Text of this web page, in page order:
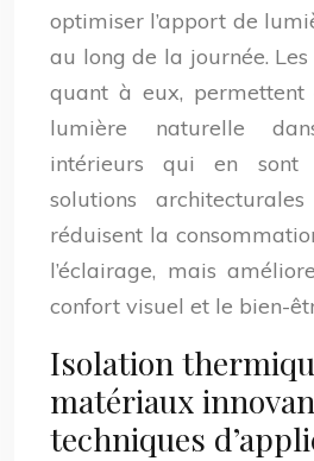
optimiser l’apport de
au long de la journée.
quant à eux, permettent
lumière naturelle
intérieurs qui en sont
solutions
réduisent la
l’éclairage, mais
confort visuel et le bien-
Isolation
matériaux
techniques